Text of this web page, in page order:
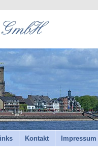
Kontakt Impressum